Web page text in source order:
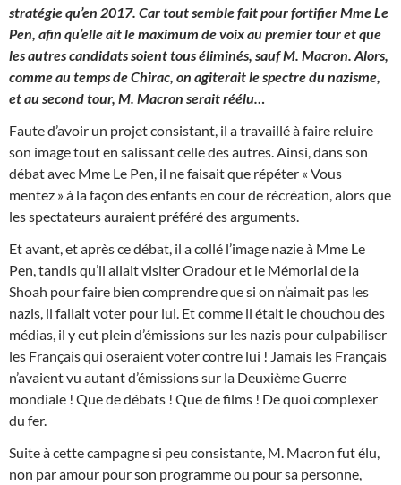
stratégie qu’en 2017. Car tout semble fait pour fortifier Mme Le
Pen, afin qu’elle ait le maximum de voix au premier tour et que
les autres candidats soient tous éliminés, sauf M. Macron. Alors,
comme au temps de Chirac, on agiterait le spectre du nazisme,
et au second tour, M. Macron serait réélu…
Faute d’avoir un projet consistant, il a travaillé à faire reluire
son image tout en salissant celle des autres. Ainsi, dans son
débat avec Mme Le Pen, il ne faisait que répéter « Vous
mentez » à la façon des enfants en cour de récréation, alors que
les spectateurs auraient préféré des arguments.
Et avant, et après ce débat, il a collé l’image nazie à Mme Le
Pen, tandis qu’il allait visiter Oradour et le Mémorial de la
Shoah pour faire bien comprendre que si on n’aimait pas les
nazis, il fallait voter pour lui. Et comme il était le chouchou des
médias, il y eut plein d’émissions sur les nazis pour culpabiliser
les Français qui oseraient voter contre lui ! Jamais les Français
n’avaient vu autant d’émissions sur la Deuxième Guerre
mondiale ! Que de débats ! Que de films ! De quoi complexer
du fer.
Suite à cette campagne si peu consistante, M. Macron fut élu,
non par amour pour son programme ou pour sa personne,